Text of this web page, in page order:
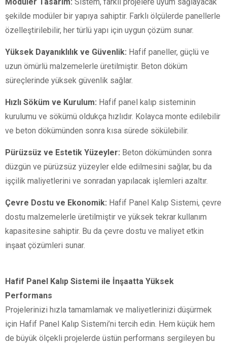
şekilde modüler bir yapıya sahiptir. Farklı ölçülerde panellerle
özelleştirilebilir, her türlü yapı için uygun çözüm sunar.
Yüksek Dayanıklılık ve Güvenlik: Hafif paneller, güçlü ve
uzun ömürlü malzemelerle üretilmiştir. Beton döküm
süreçlerinde yüksek güvenlik sağlar.
Hızlı Söküm ve Kurulum: Hafif panel kalıp sisteminin
kurulumu ve sökümü oldukça hızlıdır. Kolayca monte edilebilir
ve beton dökümünden sonra kısa sürede sökülebilir.
Pürüzsüz ve Estetik Yüzeyler: Beton dökümünden sonra
düzgün ve pürüzsüz yüzeyler elde edilmesini sağlar, bu da
işçilik maliyetlerini ve sonradan yapılacak işlemleri azaltır.
Çevre Dostu ve Ekonomik: Hafif Panel Kalıp Sistemi, çevre
dostu malzemelerle üretilmiştir ve yüksek tekrar kullanım
kapasitesine sahiptir. Bu da çevre dostu ve maliyet etkin
inşaat çözümleri sunar.
Hafif Panel Kalıp Sistemi ile İnşaatta Yüksek
Performans
Projelerinizi hızla tamamlamak ve maliyetlerinizi düşürmek
için Hafif Panel Kalıp Sistemi’ni tercih edin. Hem küçük hem
de büyük ölçekli projelerde üstün performans sergileyen bu